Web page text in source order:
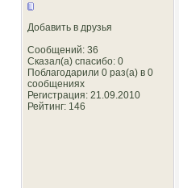
Добавить в друзья
Сообщений: 36
Сказал(а) спасибо: 0
Поблагодарили 0 раз(а) в 0
сообщениях
Регистрация: 21.09.2010
Рейтинг: 146